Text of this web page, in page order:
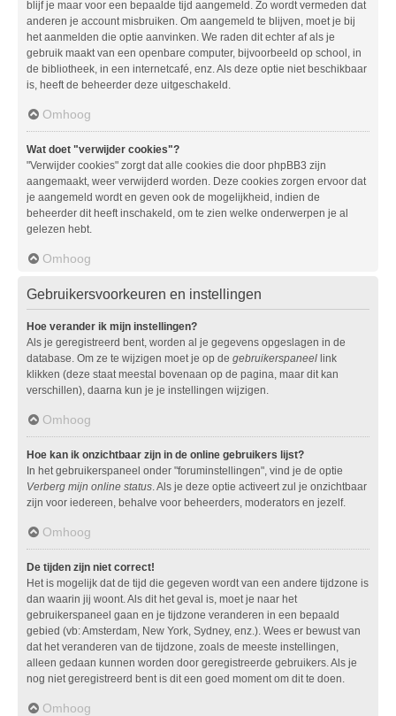
blijf je maar voor een bepaalde tijd aangemeld. Zo wordt vermeden dat
anderen je account misbruiken. Om aangemeld te blijven, moet je bij
het aanmelden die optie aanvinken. We raden dit echter af als je
gebruik maakt van een openbare computer, bijvoorbeeld op school, in
de bibliotheek, in een internetcafé, enz. Als deze optie niet beschikbaar
is, heeft de beheerder deze uitgeschakeld.
Omhoog
Wat doet "verwijder cookies"?
"Verwijder cookies" zorgt dat alle cookies die door phpBB3 zijn
aangemaakt, weer verwijderd worden. Deze cookies zorgen ervoor dat
je aangemeld wordt en geven ook de mogelijkheid, indien de
beheerder dit heeft inschakeld, om te zien welke onderwerpen je al
gelezen hebt.
Omhoog
Gebruikersvoorkeuren en instellingen
Hoe verander ik mijn instellingen?
Als je geregistreerd bent, worden al je gegevens opgeslagen in de
database. Om ze te wijzigen moet je op de gebruikerspaneel link
klikken (deze staat meestal bovenaan op de pagina, maar dit kan
verschillen), daarna kun je je instellingen wijzigen.
Omhoog
Hoe kan ik onzichtbaar zijn in de online gebruikers lijst?
In het gebruikerspaneel onder "foruminstellingen", vind je de optie
Verberg mijn online status . Als je deze optie activeert zul je onzichtbaar
zijn voor iedereen, behalve voor beheerders, moderators en jezelf.
Omhoog
De tijden zijn niet correct!
Het is mogelijk dat de tijd die gegeven wordt van een andere tijdzone is
dan waarin jij woont. Als dit het geval is, moet je naar het
gebruikerspaneel gaan en je tijdzone veranderen in een bepaald
gebied (vb: Amsterdam, New York, Sydney, enz.). Wees er bewust van
dat het veranderen van de tijdzone, zoals de meeste instellingen,
alleen gedaan kunnen worden door geregistreerde gebruikers. Als je
nog niet geregistreerd bent is dit een goed moment om dit te doen.
Omhoog